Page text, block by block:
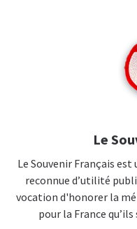
Le
Le Souvenir Français
reconnue d’utilité
vocation d'honorer la
pour la France